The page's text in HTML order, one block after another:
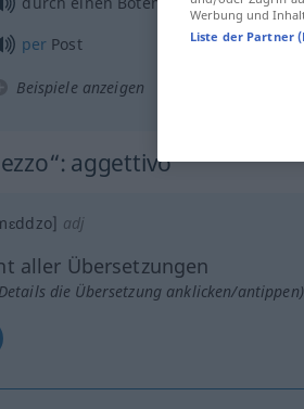
per Post
Beispiele anzeigen
: aggettivo
adj
aller Übersetzungen
die Übersetzung anklicken/antippen)
Werbung und
Liste der Partner